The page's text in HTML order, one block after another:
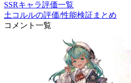
SSRキャラ評価一覧
土コルルの評価/性能検証まとめ
コメント一覧